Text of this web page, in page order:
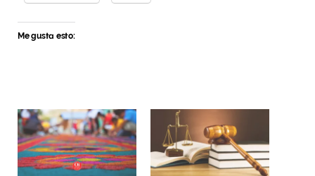
Me gusta esto: